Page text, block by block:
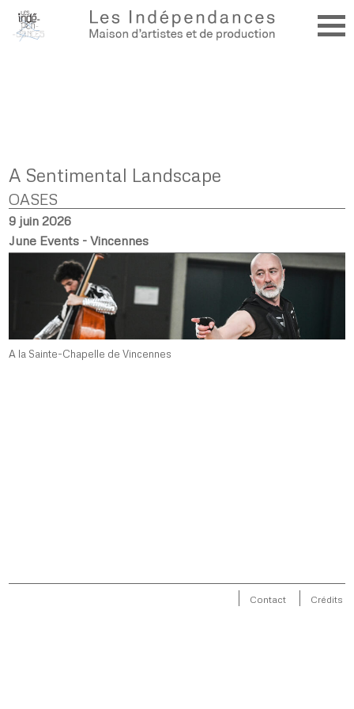
A Sentimental Landscape
OASES
9 juin 2026
June Events - Vincennes
A la Sainte-Chapelle de Vincennes
Contact Crédits